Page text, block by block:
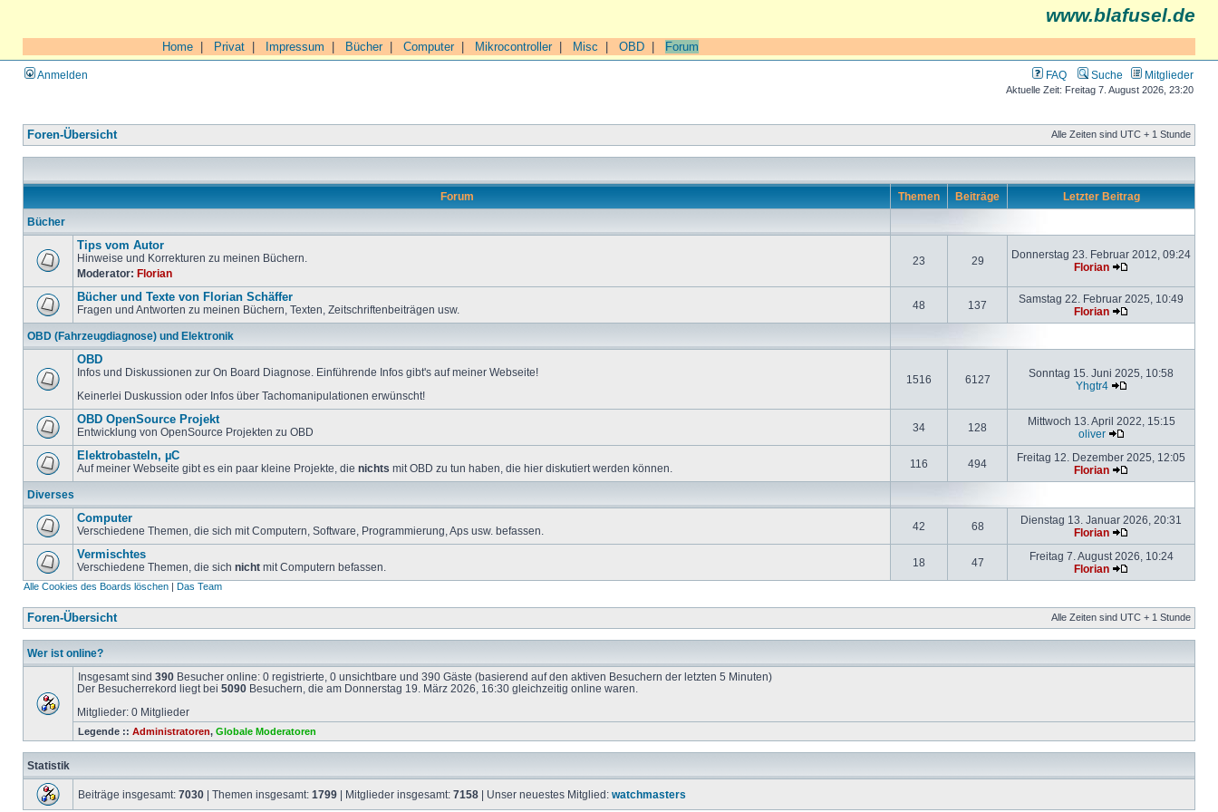
www.blafusel.de
Home Privat Impressum Bücher| Computer| Mikrocontroller| Misc OBD Forum
Anmelden FAQ Suche Mitglieder
Aktuelle Zeit: Freitag 7. August 2026, 23:20
Foren-Übersicht Alle Zeiten sind UTC + 1 Stunde
Forum Themen Beiträge Letzter Beitrag
Bücher
Tips vom Autor
Hinweise und Korrekturen zu meinen Büchern.
Moderator: Florian
23 29
Donnerstag 23. Februar 2012, 09:24
Florian
Bücher und Texte von Florian Schäffer
Fragen und Antworten zu meinen Büchern, Texten, Zeitschriftenbeiträgen usw. 48 137
Samstag 22. Februar 2025, 10:49
Florian
OBD (Fahrzeugdiagnose) und Elektronik
OBD
Infos und Diskussionen zur On Board Diagnose. Einführende Infos gibt's auf meiner Webseite!
Keinerlei Duskussion oder Infos über Tachomanipulationen erwünscht!
1516 6127
Sonntag 15. Juni 2025, 10:58
Yhgtr4
OBD OpenSource Projekt
Entwicklung von OpenSource Projekten zu OBD 34 128
Mittwoch 13. April 2022, 15:15
oliver
Elektrobasteln, µC
Auf meiner Webseite gibt es ein paar kleine Projekte, die nichts mit OBD zu tun haben, die hier diskutiert werden können. 116 494
Freitag 12. Dezember 2025, 12:05
Florian
Diverses
Computer
Verschiedene Themen, die sich mit Computern, Software, Programmierung, Aps usw. befassen. 42 68
Dienstag 13. Januar 2026, 20:31
Florian
Vermischtes
Verschiedene Themen, die sich nicht mit Computern befassen. 18 47
Freitag 7. August 2026, 10:24
Florian
Alle Cookies des Boards löschen | Das Team
Foren-Übersicht Alle Zeiten sind UTC + 1 Stunde
Wer ist online?
Insgesamt sind 390 Besucher online: 0 registrierte, 0 unsichtbare und 390 Gäste (basierend auf den aktiven Besuchern der letzten 5 Minuten)
Der Besucherrekord liegt bei 5090 Besuchern, die am Donnerstag 19. März 2026, 16:30 gleichzeitig online waren.
Mitglieder: 0 Mitglieder
Legende :: Administratoren, Globale Moderatoren
Statistik
Beiträge insgesamt: 7030 | Themen insgesamt: 1799 | Mitglieder insgesamt: 7158 | Unser neuestes Mitglied: watchmasters